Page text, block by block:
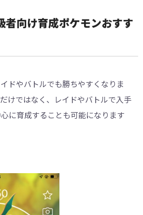
向け育成ポケモンおすす
ドやバトルでも勝ちやすくなりま
けではなく、レイドやバトルで入手
に育成することも可能になります